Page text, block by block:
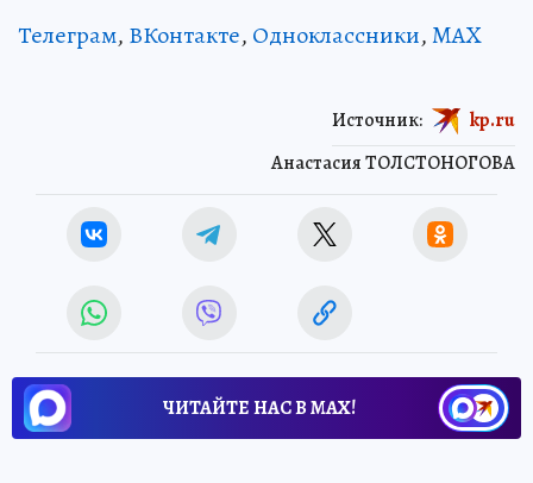
Телеграм, ВКонтакте, Одноклассники,MAX
Анастасия ТОЛСТОНОГОВА
Источник: kp.ru
ЧИТАЙТЕ НАС В МАХ!